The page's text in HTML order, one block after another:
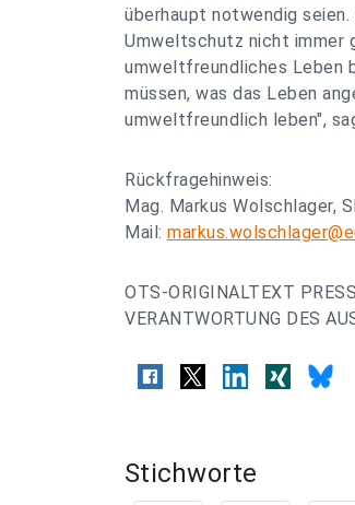
überhaupt notwendig
Umweltschutz nicht immer
umweltfreundliches Leben
müssen, was das Leben
umweltfreundlich leben",
Rückfragehinweis:
Mag. Markus Wolschlager,
Mail:
OTS-ORIGINALTEXT
VERANTWORTUNG DES
Stichworte